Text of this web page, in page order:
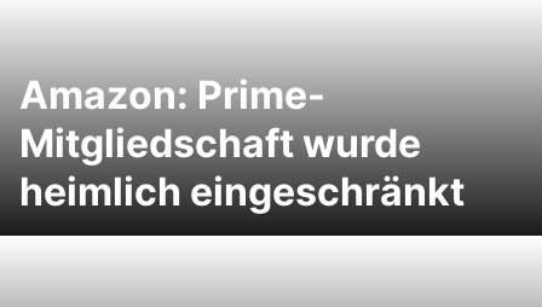
Amazon: Prime-
Mitgliedschaft wurde
heimlich eingeschränkt